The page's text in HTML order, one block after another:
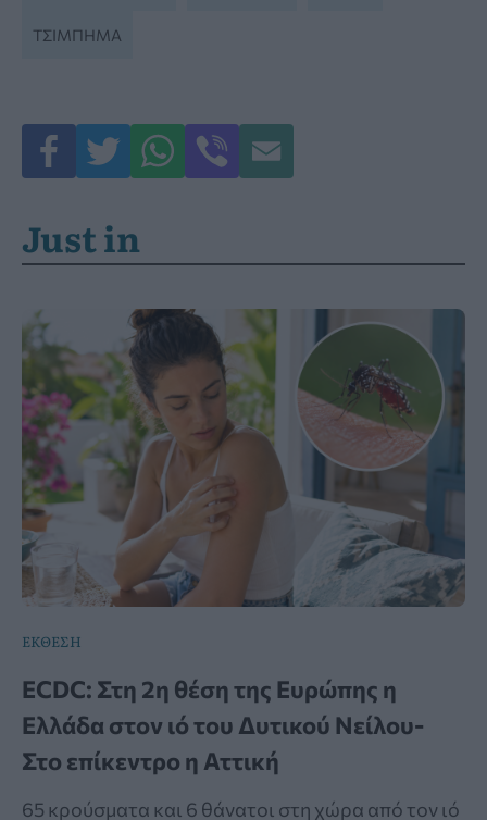
ΤΣΊΜΠΗΜΑ
Just in
ΕΚΘΕΣΗ
ECDC: Στη 2η θέση της Ευρώπης η
Ελλάδα στον ιό του Δυτικού Νείλου-
Στο επίκεντρο η Αττική
65 κρούσματα και 6 θάνατοι στη χώρα από τον ιό